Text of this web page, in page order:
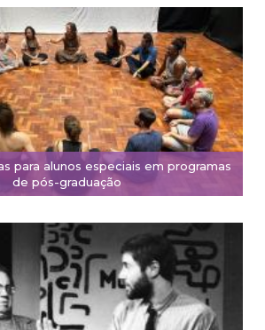
para alunos especiais em programas
de pós-graduação